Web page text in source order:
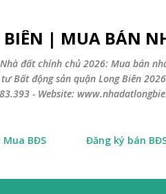
| MUA BÁN
đất chính chủ 2026: Mua bán
Bất động sản quận Long Biên
- Website:
BĐS Đăng ký bán